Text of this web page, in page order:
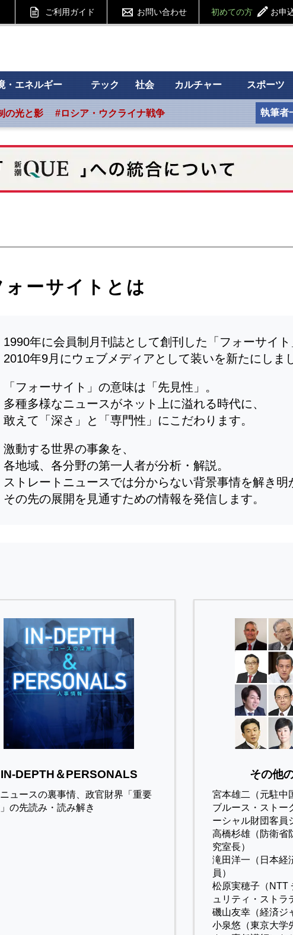
ご利用ガイド お問い合わせ 初めての方 お申
・エネルギー テック 社会 カルチャー スポーツ
の光と影 #ロシア・ウクライナ戦争 執筆者
ォーサイトとは
1990年に会員制月刊誌として創刊した「フォーサイト
2010年9月にウェブメディアとして装いを新たにしま
「フォーサイト」の意味は「先見性」。
多種多様なニュースがネット上に溢れる時代に、
敢えて「深さ」と「専門性」にこだわります。
激動する世界の事象を、
各地域、各分野の第一人者が分析・解説。
ストレートニュースでは分からない背景事情を解き明
その先の展開を見通すための情報を発信します。
IN-DEPTH＆PERSONALS
ュースの裏事情、政官財界「重要
の先読み・読み解き
その他
宮本雄二（元駐中
ブルース・ストー
ーシャル財団客員
高橋杉雄（防衛省
究室長）
滝田洋一（日本経
員）
松原実穂子（NTT
ュリティ・ストラ
磯山友幸（経済ジ
小泉悠（東京大学